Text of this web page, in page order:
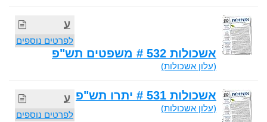
ע
לפרטים נוספים
אשכולות 532 # משפטים תש"פ
(עלון אשכולות)
ע
לפרטים נוספים
אשכולות 531 # יתרו תש"פ
(עלון אשכולות)